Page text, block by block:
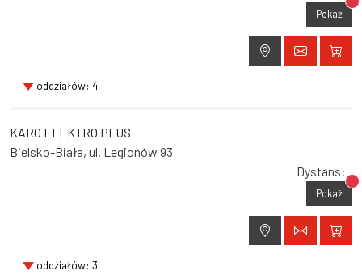
Pokaż
oddziałów: 4
KARO ELEKTRO PLUS
Bielsko-Biała, ul. Legionów 93
Dystans:
Pokaż
oddziałów: 3